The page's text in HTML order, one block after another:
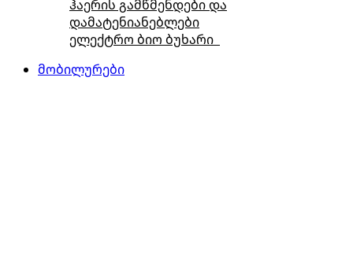
ჰაერის გამწმენდები და
დამატენიანებლები
ელექტრო ბიო ბუხარი
მობილურები